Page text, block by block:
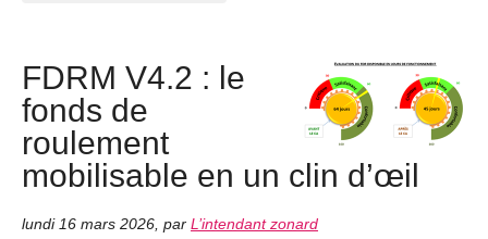
FDRM V4.2 : le
fonds de
roulement
mobilisable en un clin d’œil
lundi 16 mars 2026 par L’intendant zonard